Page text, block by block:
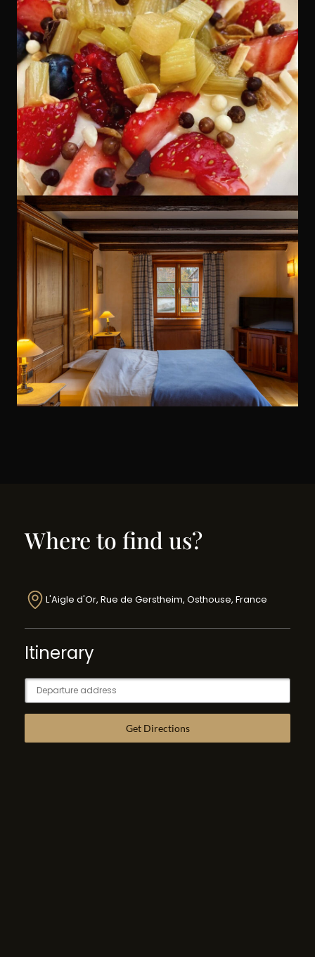
Where to find us?
L'Aigle d'Or, Rue de Gerstheim, Osthouse, France
Itinerary